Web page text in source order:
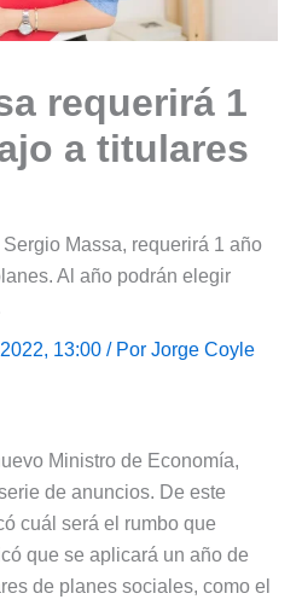
requerirá 1
a titulares
Massa, requerirá 1 año
Al año podrán elegir
13:00 / Por Jorge Coyle
Ministro de Economía,
de anuncios. De este
cuál será el rumbo que
que se aplicará un año de
de planes sociales, como el